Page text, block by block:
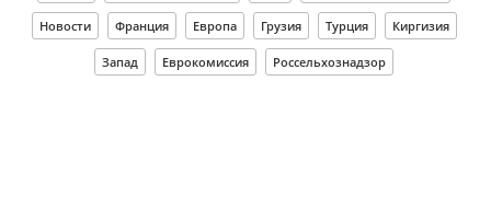
Новости Франция Европа Грузия Турция Киргизия
Запад Еврокомиссия Россельхознадзор